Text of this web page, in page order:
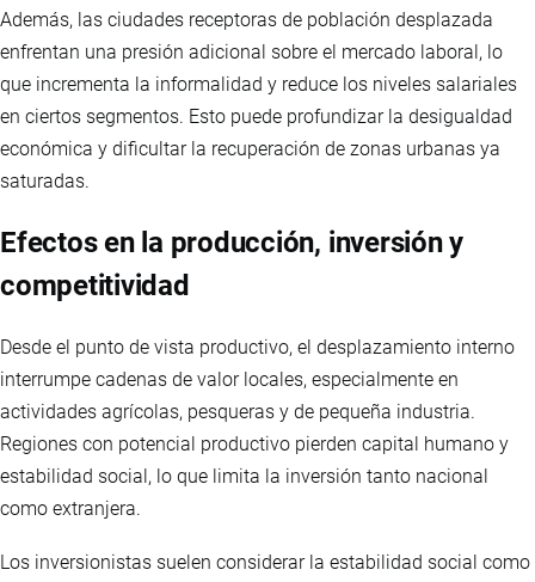
Además, las ciudades receptoras de población desplazada
enfrentan una presión adicional sobre el mercado laboral, lo
que incrementa la informalidad y reduce los niveles salariales
en ciertos segmentos. Esto puede profundizar la desigualdad
económica y dificultar la recuperación de zonas urbanas ya
saturadas.
Efectos en la producción, inversión y
competitividad
Desde el punto de vista productivo, el desplazamiento interno
interrumpe cadenas de valor locales, especialmente en
actividades agrícolas, pesqueras y de pequeña industria.
Regiones con potencial productivo pierden capital humano y
estabilidad social, lo que limita la inversión tanto nacional
como extranjera.
Los inversionistas suelen considerar la estabilidad social como